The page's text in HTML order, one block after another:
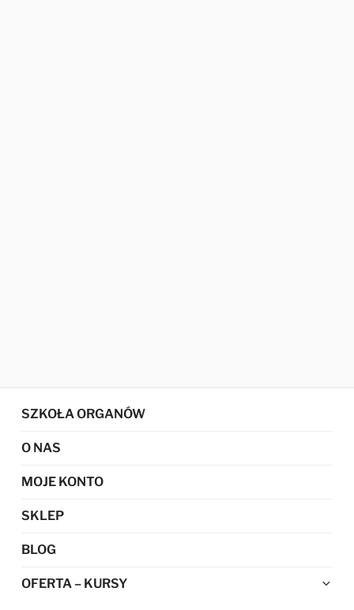
SZKOŁA ORGANÓW
O NAS
MOJE KONTO
SKLEP
BLOG
OFERTA – KURSY